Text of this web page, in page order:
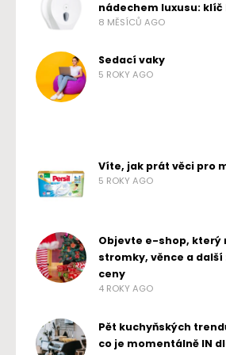
nádechem luxusu:
8 MĚSÍCŮ AGO
Sedací vaky
5 ROKY AGO
Víte, jak prát věci pro
5 ROKY AGO
Objevte e-shop, který
stromky, věnce a další
ceny
4 ROKY AGO
Pět kuchyňských
co je momentálně IN